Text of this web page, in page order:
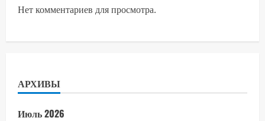
Нет комментариев для просмотра.
АРХИВЫ
Июль 2026